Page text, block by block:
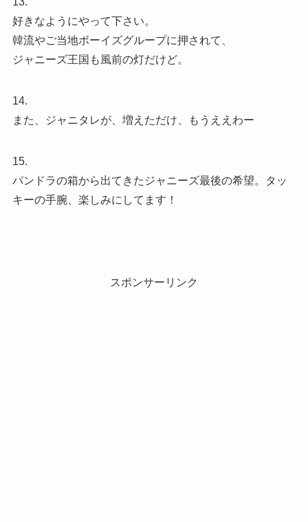
好きなようにやって下さい。
韓流やご当地ボーイズグループに押されて、
ジャニーズ王国も風前の灯だけど。
14.
また、ジャニタレが、増えただけ、もうええわー
15.
パンドラの箱から出てきたジャニーズ最後の希望。タッ
キーの手腕、楽しみにしてます！
スポンサーリンク